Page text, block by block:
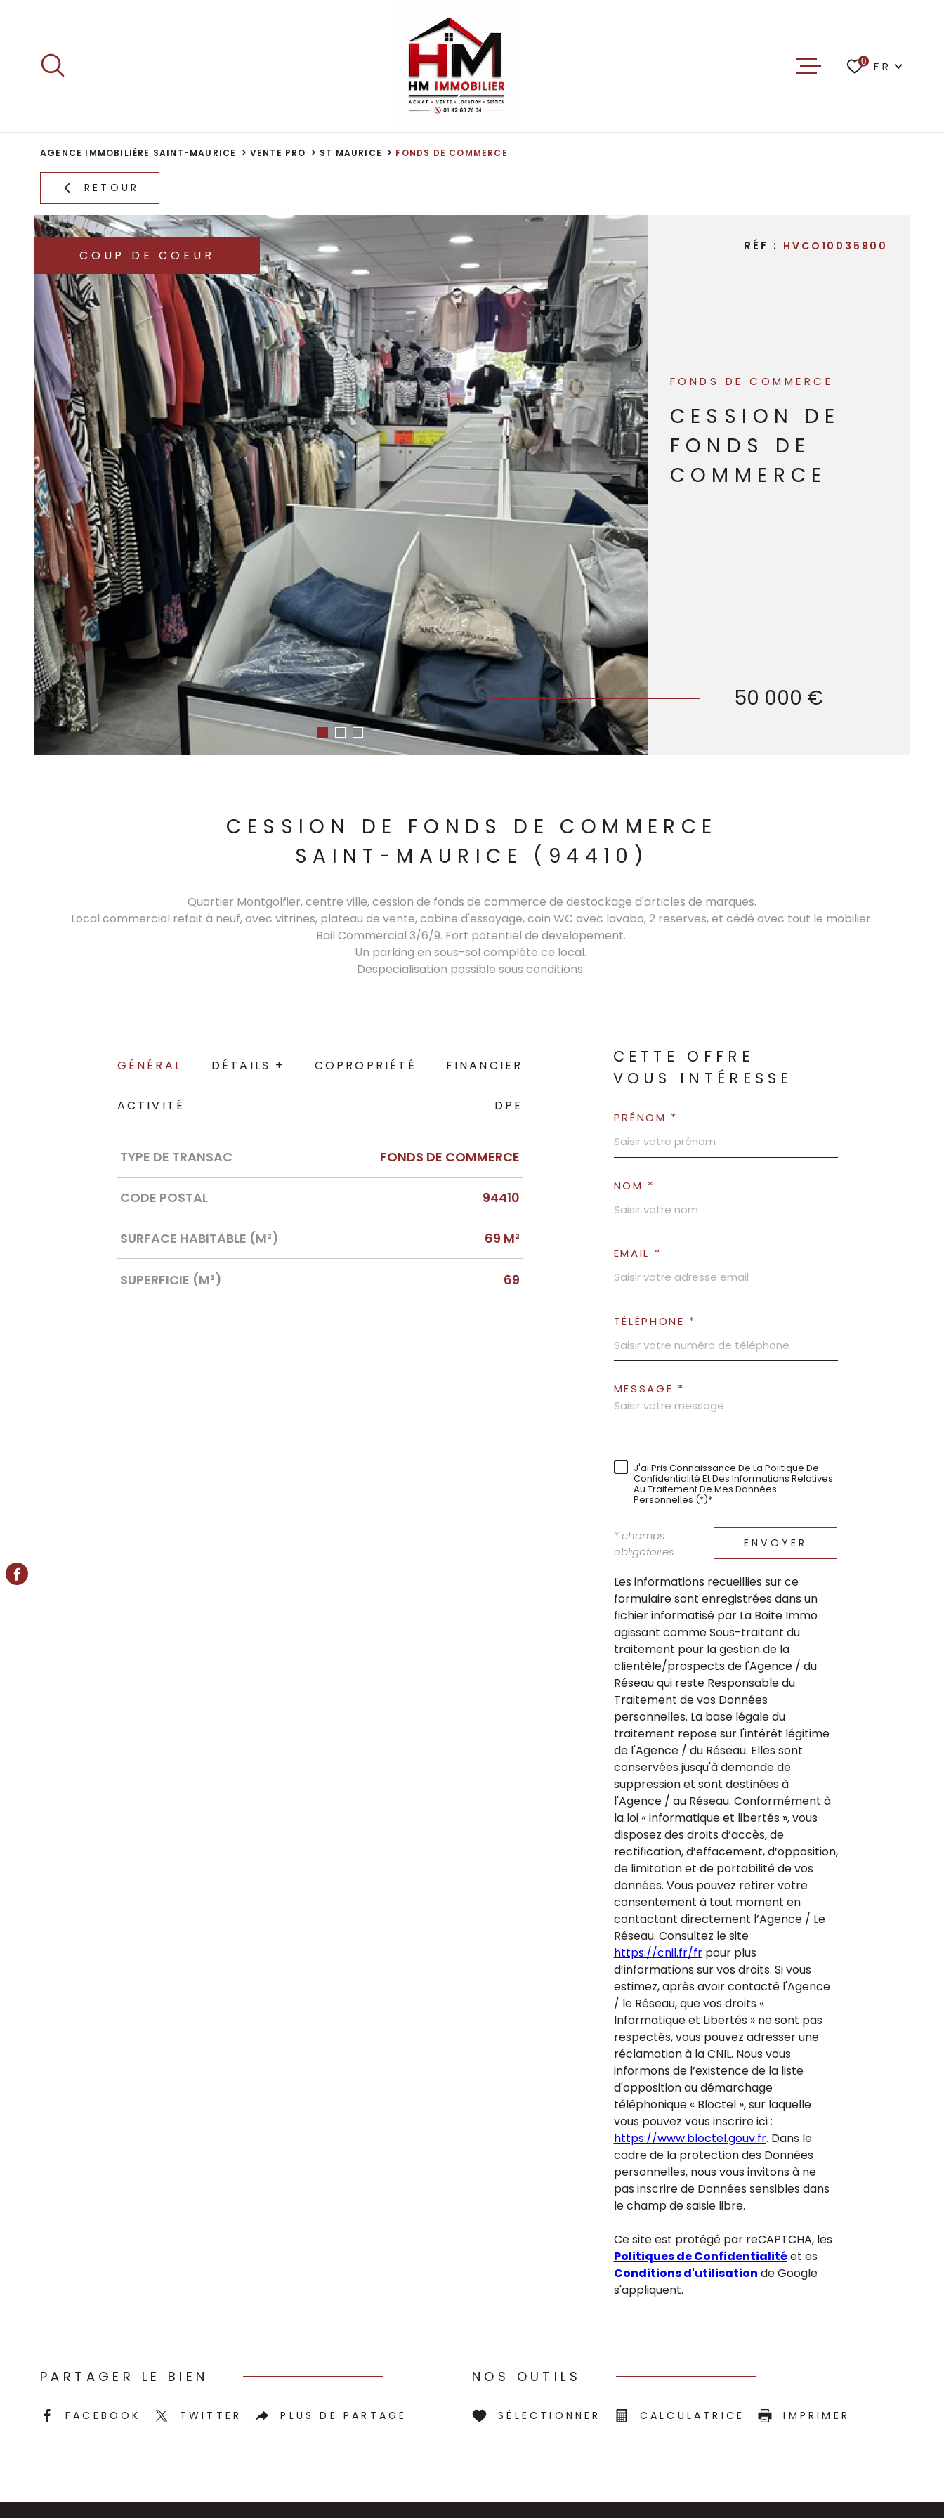
recherche
principal
TRANSACTION
0 Langue
FR
AGENCE IMMOBILIÈRE SAINT-MAURICE VENTE PRO ST MAURICE FONDS DE COMMERCE
RETOUR
COUP DE COEUR
RÉF : HVCO10035900
FONDS DE COMMERCE
CESSION DE
FONDS DE
COMMERCE
50 000 €
CESSION DE FONDS DE COMMERCE
SAINT-MAURICE (94410)
Quartier Montgolfier, centre ville, cession de fonds de commerce de destockage d'articles de marques.
Local commercial refait à neuf, avec vitrines, plateau de vente, cabine d'essayage, coin WC avec lavabo, 2 reserves, et cédé avec tout le mobilier.
Bail Commercial 3/6/9. Fort potentiel de developement.
Un parking en sous-sol compléte ce local.
Despecialisation possible sous conditions.
GÉNÉRAL DÉTAILS + COPROPRIÉTÉ FINANCIER
ACTIVITÉ DPE
Caractérisque Valeurs
TYPE DE TRANSAC FONDS DE COMMERCE
CODE POSTAL 94410
SURFACE HABITABLE (M²) 69 M²
SUPERFICIE (M²) 69
CETTE OFFRE
VOUS INTÉRESSE
PRÉNOM *
NOM *
EMAIL *
TÉLÉPHONE *
MESSAGE *
J'ai Pris Connaissance De La Politique De
Confidentialité Et Des Informations Relatives
Au Traitement De Mes Données
Personnelles (*)*
* champs
obligatoires
ENVOYER
Les informations recueillies sur ce
formulaire sont enregistrées dans un
fichier informatisé par La Boite Immo
agissant comme Sous-traitant du
traitement pour la gestion de la
clientèle/prospects de l'Agence / du
Réseau qui reste Responsable du
Traitement de vos Données
personnelles. La base légale du
traitement repose sur l'intérêt légitime
de l'Agence / du Réseau. Elles sont
conservées jusqu'à demande de
suppression et sont destinées à
l'Agence / au Réseau. Conformément à
la loi « informatique et libertés », vous
disposez des droits d’accès, de
rectification, d’effacement, d’opposition,
de limitation et de portabilité de vos
données. Vous pouvez retirer votre
consentement à tout moment en
contactant directement l’Agence / Le
Réseau. Consultez le site
https://cnil.fr/frpour plus
d’informations sur vos droits. Si vous
estimez, après avoir contacté l'Agence
/ le Réseau, que vos droits «
Informatique et Libertés » ne sont pas
respectés, vous pouvez adresser une
réclamation à la CNIL. Nous vous
informons de l’existence de la liste
d'opposition au démarchage
téléphonique « Bloctel », sur laquelle
vous pouvez vous inscrire ici :
https://www.bloctel.gouv.fr. Dans le
cadre de la protection des Données
personnelles, nous vous invitons à ne
pas inscrire de Données sensibles dans
le champ de saisie libre.
Ce site est protégé par reCAPTCHA, les
Politiques de Confidentialitéet es
Conditions d'utilisation de Google
s'appliquent.
PARTAGER LE BIEN
FACEBOOK TWITTER PLUS DE PARTAGE
NOS OUTILS
SÉLECTIONNER CALCULATRICE IMPRIMER